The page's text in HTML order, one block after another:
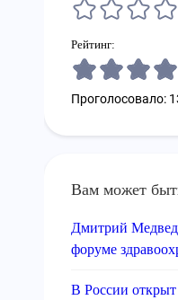
Рейтинг:
Проголосовало:
Вам может
Дмитрий
форуме
В России